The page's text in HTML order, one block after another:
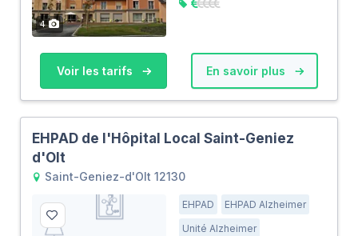
4
Voir les tarifs En savoir plus
EHPAD de l'Hôpital Local Saint-Geniez
d'Olt
Saint-Geniez-d'Olt 12130
EHPAD
EHPAD Alzheimer
Unité Alzheimer